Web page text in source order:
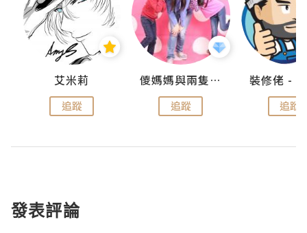
艾米莉
追蹤
儍媽媽與兩隻小魔怪之家
追蹤 追蹤
發表評論